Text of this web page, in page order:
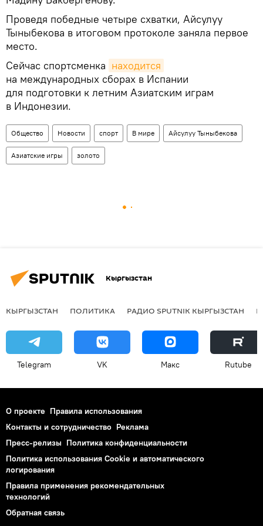
Проведя победные четыре схватки, Айсулуу
Тыныбекова в итоговом протоколе заняла первое
место.
Сейчас спортсменка находится
на международных сборах в Испании
для подготовки к летним Азиатским играм
в Индонезии.
Общество Новости спорт В мире Айсулуу Тыныбекова
Азиатские игры золото
Кыргызстан
КЫРГЫЗСТАН ПОЛИТИКА РАДИО SPUTNIK КЫРГЫЗСТАН
Telegram VK Макс Rutube
О проекте Правила использования
Контакты и сотрудничество Реклама
Пресс-релизы Политика конфиденциальности
Политика использования Cookie и автоматического
логирования
Правила применения рекомендательных
технологий
Обратная связь